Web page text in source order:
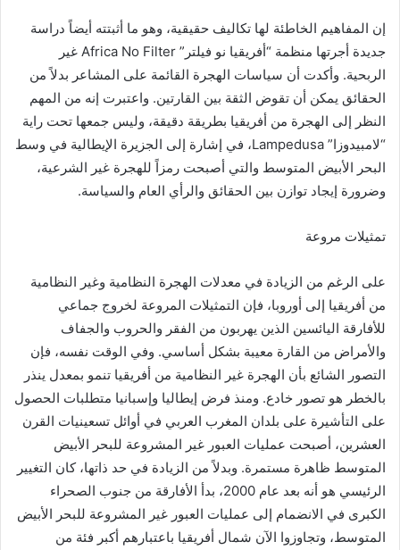
إن المفاهيم الخاطئة لها تكاليف حقيقية، وهو ما أثبتته أيضاً دراسة
جديدة أجرتها منظمة “أفريقيا نو فيلتر” Africa No Filter غير
الربحية. وأكدت أن سياسات الهجرة القائمة على المشاعر بدلاً من
الحقائق يمكن أن تقوض الثقة بين القارتين. واعتبرت إنه من المهم
النظر إلى الهجرة من أفريقيا بطريقة دقيقة، وليس جمعها تحت راية
“لامبيدوزا” Lampedusa، في إشارة إلى الجزيرة الإيطالية في وسط
البحر الأبيض المتوسط والتي أصبحت رمزاً للهجرة غير الشرعية،
وضرورة إيجاد توازن بين الحقائق والرأي العام والسياسة.
تمثيلات مروعة
على الرغم من الزيادة في معدلات الهجرة النظامية وغير النظامية
من أفريقيا إلى أوروبا، فإن التمثيلات المروعة لخروج جماعي
للأفارقة اليائسين الذين يهربون من الفقر والحروب والجفاف
والأمراض من القارة معيبة بشكل أساسي. وفي الوقت نفسه، فإن
التصور الشائع بأن الهجرة غير النظامية من أفريقيا تنمو بمعدل ينذر
بالخطر هو تصور خادع. ومنذ فرض إيطاليا وإسبانيا متطلبات الحصول
على التأشيرة على بلدان المغرب العربي في أوائل تسعينيات القرن
العشرين، أصبحت عمليات العبور غير المشروعة للبحر الأبيض
المتوسط ظاهرة مستمرة. وبدلاً من الزيادة في حد ذاتها، كان التغيير
الرئيسي هو أنه بعد عام 2000، بدأ الأفارقة من جنوب الصحراء
الكبرى في الانضمام إلى عمليات العبور غير المشروعة للبحر الأبيض
المتوسط، وتجاوزوا الآن شمال أفريقيا باعتبارهم أكبر فئة من